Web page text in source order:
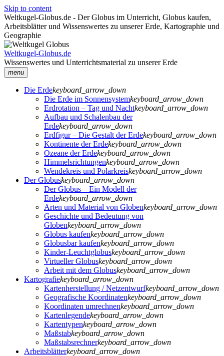
Skip to content
Weltkugel-Globus.de - Der Globus im Unterricht, Globus kaufen,
Arbeitsblätter und Wissenswertes zu unserer Erde, Kartographie und
Geographie
Weltkugel-Globus.de
Wissenswertes und Unterrichtsmaterial zu unserer Erde
menu
Die Erdekeyboard_arrow_down
Die Erde im Sonnensystemkeyboard_arrow_down
Erdrotation – Tag und Nachtkeyboard_arrow_down
Aufbau und Schalenbau der
Erdekeyboard_arrow_down
Erdfigur – Die Gestalt der Erdekeyboard_arrow_down
Kontinente der Erdekeyboard_arrow_down
Ozeane der Erdekeyboard_arrow_down
Himmelsrichtungenkeyboard_arrow_down
Wendekreis und Polarkreiskeyboard_arrow_down
Der Globuskeyboard_arrow_down
Der Globus – Ein Modell der
Erdekeyboard_arrow_down
Arten und Material von Globenkeyboard_arrow_down
Geschichte und Bedeutung von
Globenkeyboard_arrow_down
Globus kaufenkeyboard_arrow_down
Globusbar kaufenkeyboard_arrow_down
Kinder-Leuchtglobuskeyboard_arrow_down
Virtueller Globuskeyboard_arrow_down
Arbeit mit dem Globuskeyboard_arrow_down
Kartografiekeyboard_arrow_down
Kartenherstellung / Netzentwurfkeyboard_arrow_down
Geografische Koordinatenkeyboard_arrow_down
Koordinaten umrechnenkeyboard_arrow_down
Kartenlegendekeyboard_arrow_down
Kartentypenkeyboard_arrow_down
Maßstabkeyboard_arrow_down
Maßstabsrechnerkeyboard_arrow_down
Arbeitsblätterkeyboard_arrow_down